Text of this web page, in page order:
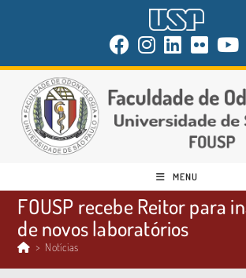
MENU
FOUSP recebe Reitor para
de novos laboratórios
> Notícias